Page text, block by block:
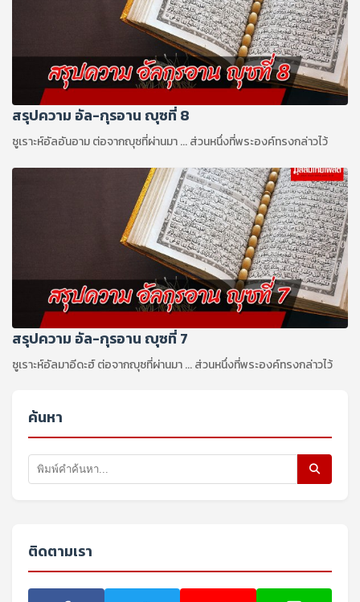
สรุปความ อัล-กุรอาน ญุซที่ 8
ซูเราะห์อัลอันอาม ต่อจากญุซที่ผ่านมา ... ส่วนหนึ่งที่พระองค์ทรงกล่าวไว้
สรุปความ อัล-กุรอาน ญุซที่ 7
ซูเราะห์อัลมาอีดะฮ์ ต่อจากญุซที่ผ่านมา ... ส่วนหนึ่งที่พระองค์ทรงกล่าวไว้
ค้นหา
ติดตามเรา